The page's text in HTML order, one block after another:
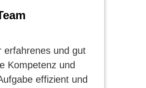
erfahrenes und gut
Kompetenz und
effizient und